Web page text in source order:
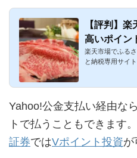
【評判】
高いポイン
楽天市場でふる
と納税専用サイ
Yahoo!公金支払い経由なら
トで払うこともできます。
証券ではVポイント投資が